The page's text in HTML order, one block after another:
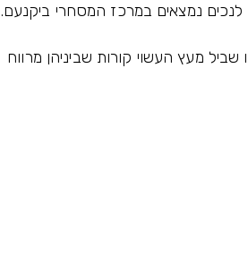
לנכים נמצאים במרכז המסחרי ביקנעם.
מעץ העשוי קורות שביניהן מרווח